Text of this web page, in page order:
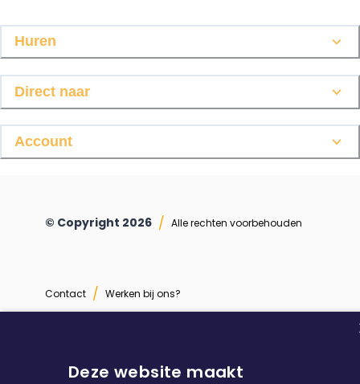
Huren
Direct naar
Account
© Copyright 2026 / Alle rechten voorbehouden
Contact / Werken bij ons?
Deze website maakt